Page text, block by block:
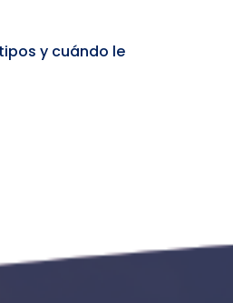
y cuándo le